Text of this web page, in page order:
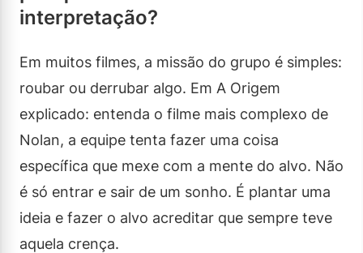
interpretação?
Em muitos filmes, a missão do grupo é simples:
roubar ou derrubar algo. Em A Origem
explicado: entenda o filme mais complexo de
Nolan, a equipe tenta fazer uma coisa
específica que mexe com a mente do alvo. Não
é só entrar e sair de um sonho. É plantar uma
ideia e fazer o alvo acreditar que sempre teve
aquela crença.